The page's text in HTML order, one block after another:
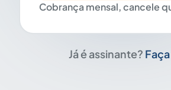
Cobrança mensal, cancele
Já é assinante?